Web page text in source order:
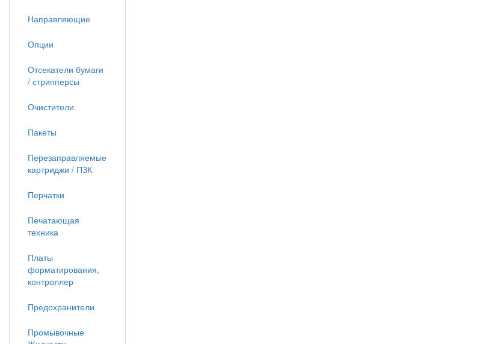
Направляющие
Опции
Отсекатели бумаги
/ стрипперсы
Очистители
Пакеты
Перезаправляемые
картриджи / ПЗК
Перчатки
Печатающая
техника
Платы
форматирования,
контроллер
Предохранители
Промывочные